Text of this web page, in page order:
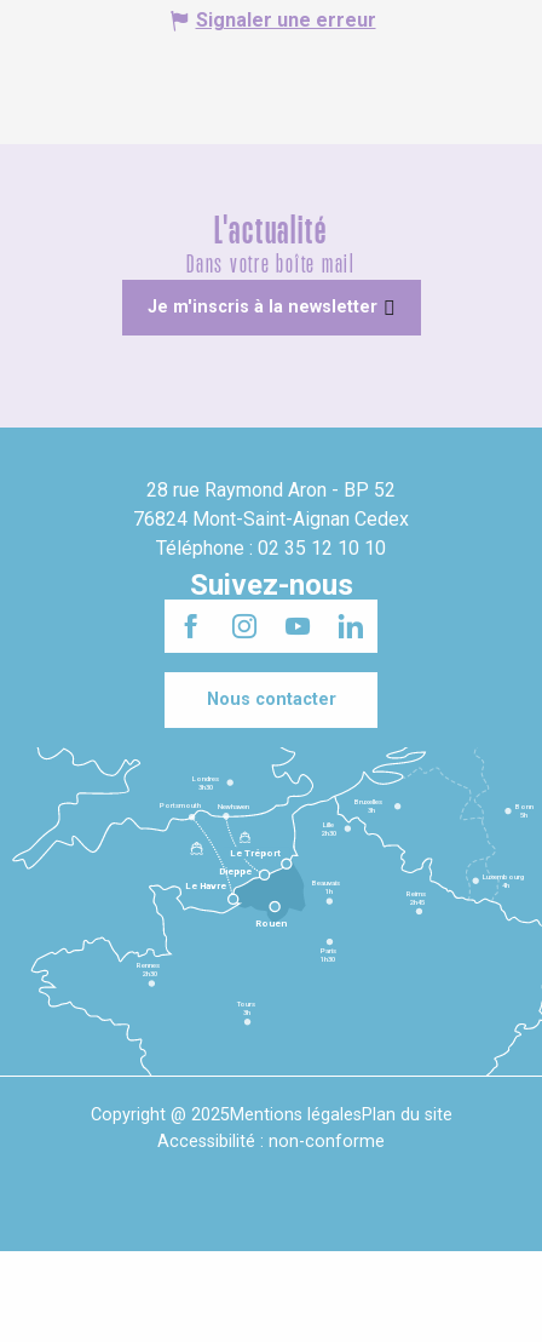
Signaler une erreur
L'actualité
Dans votre boîte mail
Je m'inscris à la newsletter
28 rue Raymond Aron - BP 52
76824 Mont-Saint-Aignan Cedex
Téléphone : 02 35 12 10 10
Suivez-nous
Nous contacter
Le Havre
Dieppe
Le Tréport
Rennes
2h30
Tours
3h
Paris
1h30
Beauvais
1h
Reims
2h45
Lille
2h30
Bruxelles
3h
Londres
3h30
Newhaven
Portsmouth
Bonn
5h
Luxembourg
4h
Rouen
Copyright @ 2025Mentions légalesPlan du site
Accessibilité : non-conforme